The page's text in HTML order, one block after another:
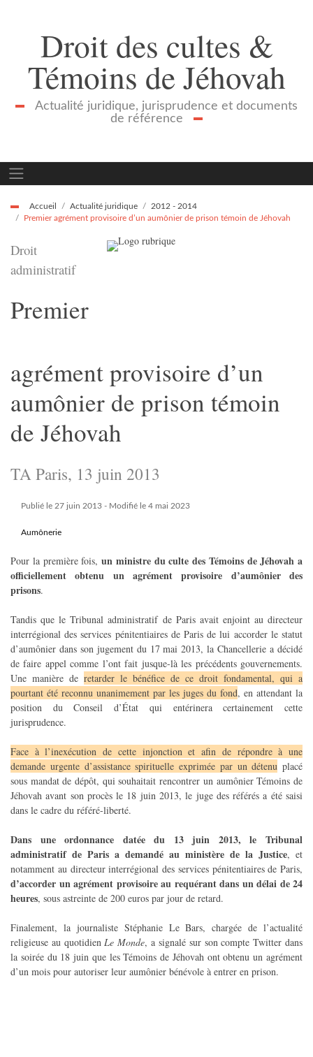
Droit des cultes &
Témoins de Jéhovah
Actualité juridique, jurisprudence et documents
de référence
Accueil Actualité juridique
2012 - 2014
Premier agrément provisoire d’un aumônier de prison témoin de Jéhovah
Droit
administratif
Premier
agrément provisoire d’un
aumônier de prison témoin
de Jéhovah
TA Paris, 13 juin 2013
Publié le 27 juin 2013- Modifié le 4 mai 2023
Aumônerie
Pour la première fois, un ministre du culte des Témoins de Jéhovah a
officiellement obtenu un agrément provisoire d’aumônier des
prisons.
Tandis que le Tribunal administratif de Paris avait enjoint au directeur
interrégional des services pénitentiaires de Paris de lui accorder le statut
d’aumônier dans son jugement du 17 mai 2013, la Chancellerie a décidé
de faire appel comme l’ont fait jusque-là les précédents gouvernements.
Une manière de retarder le bénéfice de ce droit fondamental, qui a
pourtant été reconnu unanimement par les juges du fond, en attendant la
position du Conseil d’État qui entérinera certainement cette
jurisprudence.
Face à l’inexécution de cette injonction et afin de répondre à une
demande urgente d’assistance spirituelle exprimée par un détenu placé
sous mandat de dépôt, qui souhaitait rencontrer un aumônier Témoins de
Jéhovah avant son procès le 18 juin 2013, le juge des référés a été saisi
dans le cadre du référé-liberté.
Dans une ordonnance datée du 13 juin 2013, le Tribunal
administratif de Paris a demandé au ministère de la Justice, et
notamment au directeur interrégional des services pénitentiaires de Paris,
d’accorder un agrément provisoire au requérant dans un délai de 24
heures, sous astreinte de 200 euros par jour de retard.
Finalement, la journaliste Stéphanie Le Bars, chargée de l’actualité
religieuse au quotidien Le Monde, a signalé sur son compte Twitter dans
la soirée du 18 juin que les Témoins de Jéhovah ont obtenu un agrément
d’un mois pour autoriser leur aumônier bénévole à entrer en prison.